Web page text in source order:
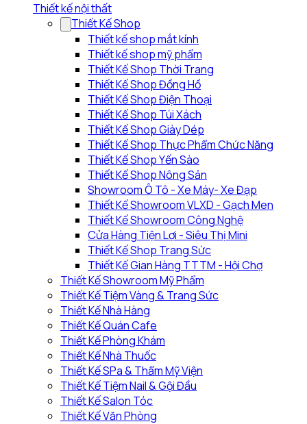
Thiết kế nội thất
Thiết Kế Shop
Thiết kế shop mắt kính
Thiết kế shop mỹ phẩm
Thiết Kế Shop Thời Trang
Thiết Kế Shop Đồng Hồ
Thiết Kế Shop Điện Thoại
Thiết Kế Shop Túi Xách
Thiết Kế Shop Giày Dép
Thiết Kế Shop Thực Phẩm Chức Năng
Thiết Kế Shop Yến Sào
Thiết Kế Shop Nông Sản
Showroom Ô Tô - Xe Máy- Xe Đạp
Thiết Kế Showroom VLXD - Gạch Men
Thiết Kế Showroom Công Nghệ
Cửa Hàng Tiện Lợi - Siêu Thị Mini
Thiết Kế Shop Trang Sức
Thiết Kế Gian Hàng TTTM - Hội Chợ
Thiết Kế Showroom Mỹ Phẩm
Thiết Kế Tiệm Vàng & Trang Sức
Thiết Kế Nhà Hàng
Thiết Kế Quán Cafe
Thiết Kế Phòng Khám
Thiết Kế Nhà Thuốc
Thiết Kế SPa & Thẩm Mỹ Viện
Thiết Kế Tiệm Nail & Gội Đầu
Thiết Kế Salon Tóc
Thiết Kế Văn Phòng